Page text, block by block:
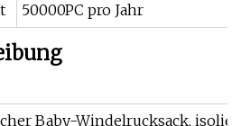
50000PC pro Jahr
Baby-Windelrucksack,